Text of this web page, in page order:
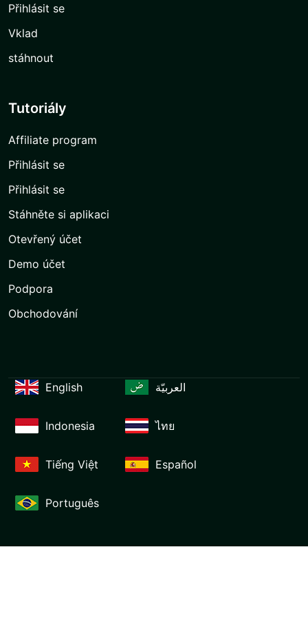
Přihlásit se
Vklad
stáhnout
Tutoriály
Affiliate program
Přihlásit se
Přihlásit se
Stáhněte si aplikaci
Otevřený účet
Demo účet
Podpora
Obchodování
English العربيّة
Indonesia ไทย
Tiếng Việt Español
Português